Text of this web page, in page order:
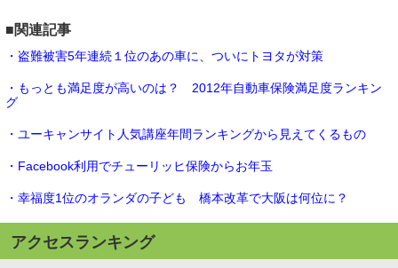
■関連記事
・盗難被害5年連続１位のあの車に、ついにトヨタが対策
・もっとも満足度が高いのは？ 2012年自動車保険満足度ランキン
グ
・ユーキャンサイト人気講座年間ランキングから見えてくるもの
・Facebook利用でチューリッヒ保険からお年玉
・幸福度1位のオランダの子ども 橋本改革で大阪は何位に？
アクセスランキング